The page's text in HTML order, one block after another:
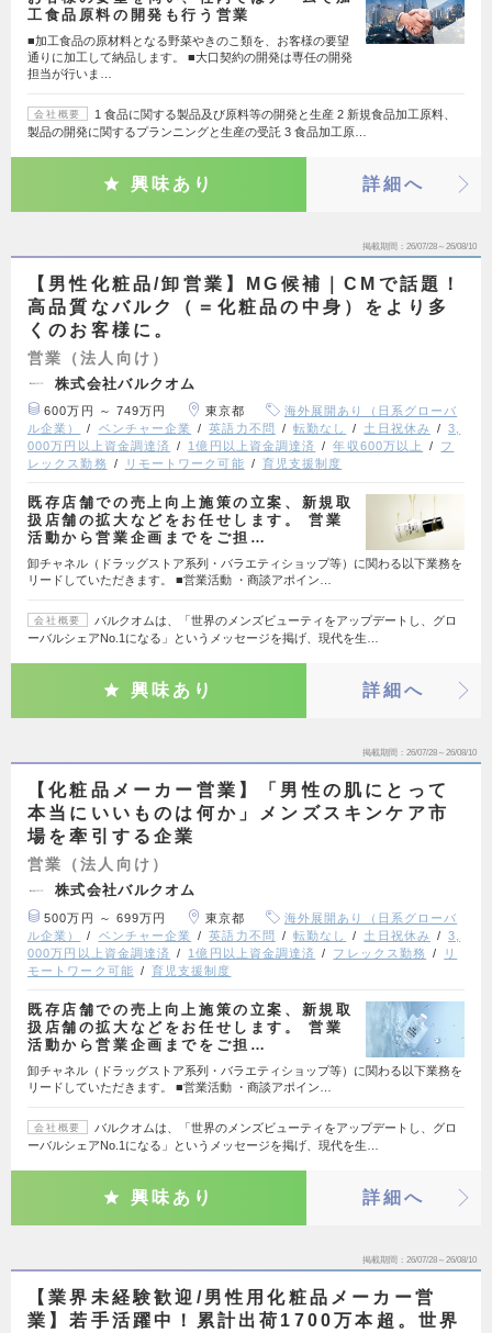
工食品原料の開発も行う営業
■加工食品の原材料となる野菜やきのこ類を、お客様の要望
通りに加工して納品します。 ■大口契約の開発は専任の開発
担当が行いま…
会社概要
1 食品に関する製品及び原料等の開発と生産 2 新規食品加工原料、
製品の開発に関するプランニングと生産の受託 3 食品加工原…
興味あり 詳細へ
掲載期間 26/07/28～26/08/10
【男性化粧品/卸営業】MG候補｜CMで話題！
高品質なバルク（＝化粧品の中身）をより多
くのお客様に。
営業（法人向け）
株式会社バルクオム
600万円 ～ 749万円 東京都
海外展開あり（日系グローバ
ル企業）
ベンチャー企業 英語力不問 転勤なし 土日祝休み
3,
000万円以上資金調達済
1億円以上資金調達済 年収600万以上
フ
レックス勤務
リモートワーク可能 育児支援制度
既存店舗での売上向上施策の立案、新規取
扱店舗の拡大などをお任せします。 営業
活動から営業企画までをご担…
卸チャネル（ドラッグストア系列・バラエティショップ等）に関わる以下業務を
リードしていただきます。 ■営業活動 ・商談アポイン…
会社概要
バルクオムは、「世界のメンズビューティをアップデートし、グロ
ーバルシェアNo.1になる」というメッセージを掲げ、現代を生…
興味あり 詳細へ
掲載期間 26/07/28～26/08/10
【化粧品メーカー営業】「男性の肌にとって
本当にいいものは何か」メンズスキンケア市
場を牽引する企業
営業（法人向け）
株式会社バルクオム
500万円 ～ 699万円 東京都
海外展開あり（日系グローバ
ル企業）
ベンチャー企業 英語力不問 転勤なし 土日祝休み
3,
000万円以上資金調達済
1億円以上資金調達済 フレックス勤務
リ
モートワーク可能
育児支援制度
既存店舗での売上向上施策の立案、新規取
扱店舗の拡大などをお任せします。 営業
活動から営業企画までをご担…
卸チャネル（ドラッグストア系列・バラエティショップ等）に関わる以下業務を
リードしていただきます。 ■営業活動 ・商談アポイン…
会社概要
バルクオムは、「世界のメンズビューティをアップデートし、グロ
ーバルシェアNo.1になる」というメッセージを掲げ、現代を生…
興味あり 詳細へ
掲載期間 26/07/28～26/08/10
【業界未経験歓迎/男性用化粧品メーカー営
業】若手活躍中！累計出荷1700万本超。世界